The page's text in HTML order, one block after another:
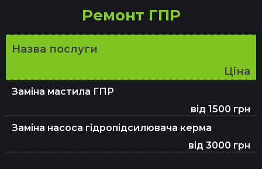
Ремонт ГПР
Назва послуги
Ціна
Заміна мастила ГПР
від 1500 грн
Заміна насоса гідропідсилювача керма
від 3000 грн